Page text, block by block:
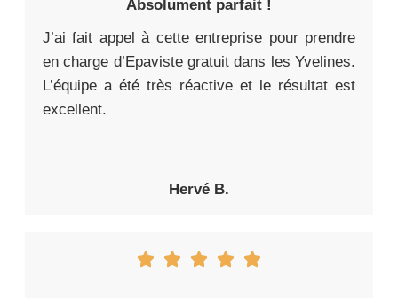
Absolument parfait !
J’ai fait appel à cette entreprise pour prendre
en charge d’Epaviste gratuit dans les Yvelines.
L’équipe a été très réactive et le résultat est
excellent.
Hervé B.